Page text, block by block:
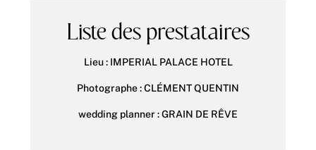
Liste des prestataires
Lieu : IMPERIAL PALACE HOTEL
Photographe : CLÉMENT QUENTIN
wedding planner : GRAIN DE RÊVE